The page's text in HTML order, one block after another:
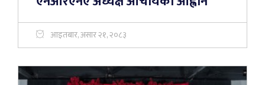
आइतबार, असार २१, २०८३